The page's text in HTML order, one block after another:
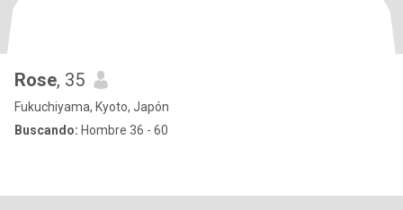
Rose, 35
Fukuchiyama, Kyoto, Japón
Buscando: Hombre 36 - 60